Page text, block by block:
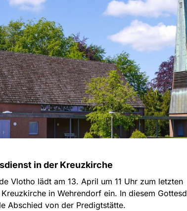
in der Kreuzkirche
Vlotho lädt am 13. April um 11 Uhr zum letzten
in Wehrendorf ein. In diesem
Abschied von der Predigtstätte.